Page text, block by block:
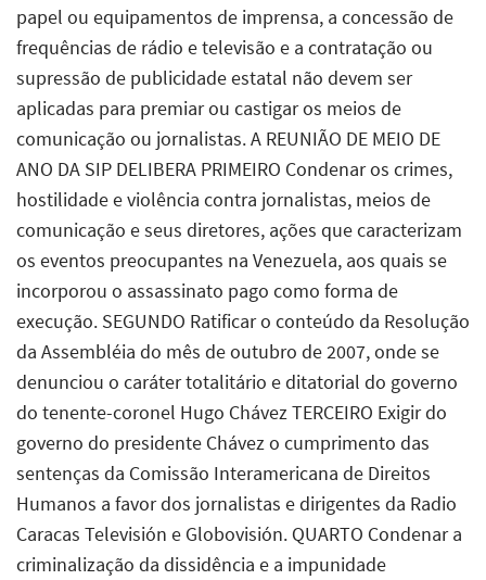
papel ou equipamentos de imprensa, a concessão de
frequências de rádio e televisão e a contratação ou
supressão de publicidade estatal não devem ser
aplicadas para premiar ou castigar os meios de
comunicação ou jornalistas. A REUNIÃO DE MEIO DE
ANO DA SIP DELIBERA PRIMEIRO Condenar os crimes,
hostilidade e violência contra jornalistas, meios de
comunicação e seus diretores, ações que caracterizam
os eventos preocupantes na Venezuela, aos quais se
incorporou o assassinato pago como forma de
execução. SEGUNDO Ratificar o conteúdo da Resolução
da Assembléia do mês de outubro de 2007, onde se
denunciou o caráter totalitário e ditatorial do governo
do tenente-coronel Hugo Chávez TERCEIRO Exigir do
governo do presidente Chávez o cumprimento das
sentenças da Comissão Interamericana de Direitos
Humanos a favor dos jornalistas e dirigentes da Radio
Caracas Televisión e Globovisión. QUARTO Condenar a
criminalização da dissidência e a impunidade